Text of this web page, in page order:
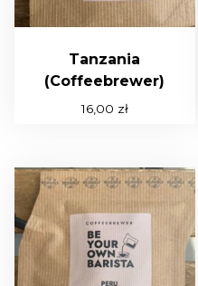
Tanzania
(Coffeebrewer)
16,00 zł